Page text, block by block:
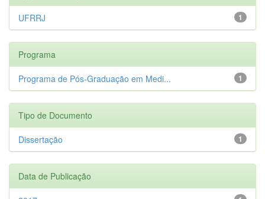
1
UFRRJ
Programa
1
Programa de Pós-Graduação em Medi...
Tipo de Documento
1
Dissertação
Data de Publicação